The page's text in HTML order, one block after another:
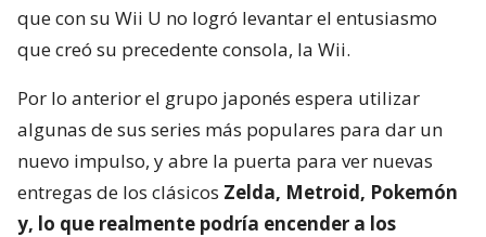
que con su Wii U no logró levantar el entusiasmo
que creó su precedente consola, la Wii.
Por lo anterior el grupo japonés espera utilizar
algunas de sus series más populares para dar un
nuevo impulso, y abre la puerta para ver nuevas
entregas de los clásicos Zelda, Metroid, Pokemón
y, lo que realmente podría encender a los